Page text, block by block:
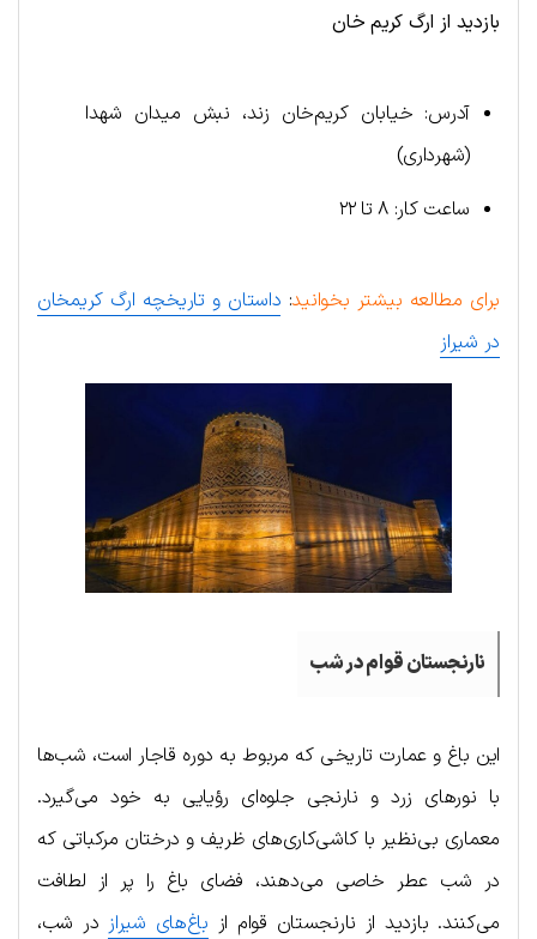
بازدید از ارگ کریم خان
آدرس: خیابان کریم‌خان زند، نبش میدان شهدا
(شهرداری)
ساعت کار: ۸ تا ۲۲
برای مطالعه بیشتر بخوانید: داستان و تاریخچه ارگ کریمخان
در شیراز
نارنجستان قوام در شب
این باغ و عمارت تاریخی که مربوط به دوره قاجار است، شب‌ها
با نورهای زرد و نارنجی جلوه‌ای رؤیایی به خود می‌گیرد.
معماری بی‌نظیر با کاشی‌کاری‌های ظریف و درختان مرکباتی که
در شب عطر خاصی می‌دهند، فضای باغ را پر از لطافت
می‌کنند. بازدید از نارنجستان قوام از باغ‌های شیراز در شب،